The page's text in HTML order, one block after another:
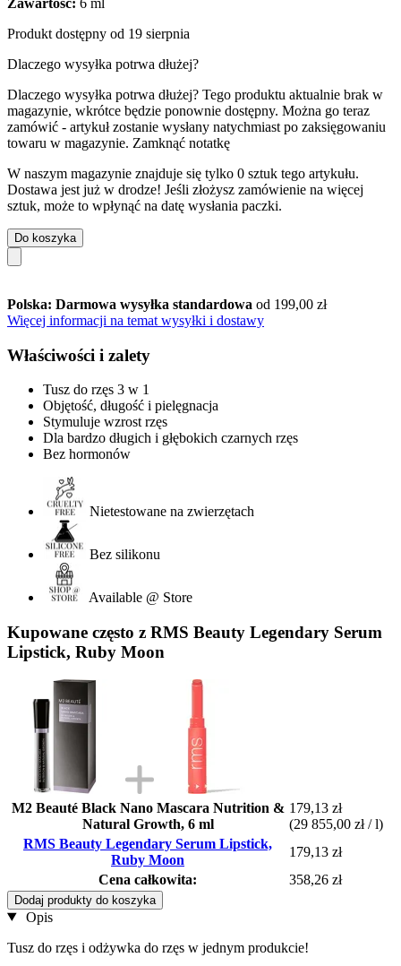
Produkt dostępny od 19 sierpnia
Dlaczego wysyłka potrwa dłużej?
Dlaczego wysyłka potrwa dłużej? Tego produktu aktualnie brak w
magazynie, wkrótce będzie ponownie dostępny. Można go teraz
zamówić - artykuł zostanie wysłany natychmiast po zaksięgowaniu
towaru w magazynie. Zamknąć notatkę
W naszym magazynie znajduje się tylko 0 sztuk tego artykułu.
Dostawa jest już w drodze! Jeśli złożysz zamówienie na więcej
sztuk, może to wpłynąć na datę wysłania paczki.
Do koszyka
Polska: Darmowa wysyłka standardowa od 199,00 zł
Więcej informacji na temat wysyłki i dostawy
Właściwości i zalety
Tusz do rzęs 3 w 1
Objętość, długość i pielęgnacja
Stymuluje wzrost rzęs
Dla bardzo długich i głębokich czarnych rzęs
Bez hormonów
Nietestowane na zwierzętach
Bez silikonu
Available @ Store
Kupowane często z RMS Beauty Legendary Serum
Lipstick, Ruby Moon
M2 Beauté Black Nano Mascara Nutrition &
Natural Growth, 6 ml
179,13 zł
(29 855,00 zł / l)
RMS Beauty Legendary Serum Lipstick,
Ruby Moon
179,13 zł
Cena całkowita:
358,26 zł
Dodaj produkty do koszyka
Opis
Tusz do rzęs i odżywka do rzęs w jednym produkcie!